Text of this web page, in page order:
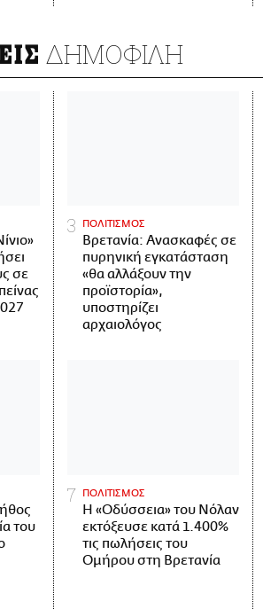
ΔΗΜΟΦΙΛΗ
σε
ΠΟΛΙΤΙΣΜΟΣ
Βρετανία: Ανασκαφές σε
πυρηνική εγκατάσταση
«θα αλλάξουν την
προϊστορία»,
υποστηρίζει
αρχαιολόγος
του
ΠΟΛΙΤΙΣΜΟΣ
Η «Οδύσσεια» του Νόλαν
εκτόξευσε κατά 1.400%
τις πωλήσεις του
Ομήρου στη Βρετανία